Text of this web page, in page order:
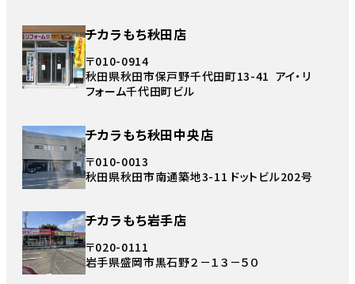
チカラもち秋田店
〒010-0914
秋田県秋田市保戸野千代田町13-41 アイ・リ
フォーム千代田町ビル
チカラもち秋田中央店
〒010-0013
秋田県秋田市南通築地3-11 ドットビル202号
チカラもち岩手店
〒020-0111
岩手県盛岡市黒石野２－１３－５０